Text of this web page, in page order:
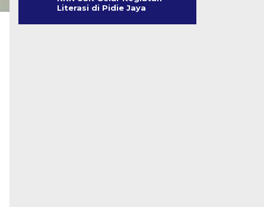
Literasi di Pidie Jaya